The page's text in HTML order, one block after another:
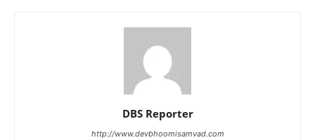
DBS Reporter
http://www.devbhoomisamvad.com